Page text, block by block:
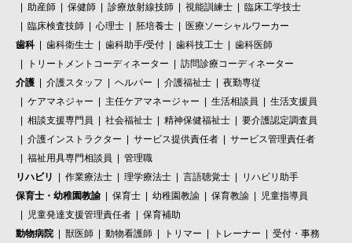
助産師
保健師 診療放射線技師 視能訓練士
臨床工学技士
臨床検査技師
心理士 胚培養士
医療ソーシャルワーカー
歯科
歯科衛生士 歯科助手/受付 歯科技工士
歯科医師
トリートメントコーディネーター
訪問診療コーディネーター
介護
介護スタッフ ヘルパー 介護福祉士
夜勤専従
ケアマネジャー
主任ケアマネージャー 生活相談員
生活支援員
相談支援専門員
社会福祉士 精神保健福祉士
要介護認定調査員
介護インストラクター
サービス提供責任者
サービス管理責任者
福祉用具専門相談員
管理職
リハビリ
作業療法士 理学療法士 言語聴覚士
リハビリ助手
保育士・幼稚園教諭
保育士 幼稚園教諭 保育教諭
児童指導員
児童発達支援管理責任者
保育補助
動物病院
獣医師 動物看護師 トリマー トレーナー
受付・事務